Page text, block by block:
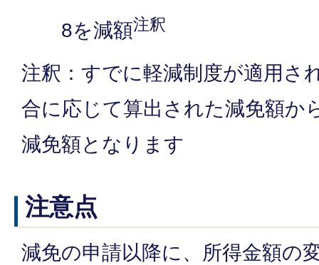
8を減額注釈
注釈：すでに軽減制度が適用さ
合に応じて算出された減免額か
減免額となります
注意点
減免の申請以降に、所得金額の